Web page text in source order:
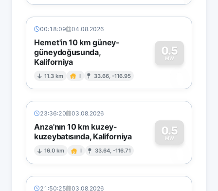
00:18:09 04.08.2026
Hemet'in 10 km güney-
güneydoğusunda,
Kaliforniya
11.3 km I 33.66, -116.95
0.5
MW
0
23:36:20 03.08.2026
Anza'nın 10 km kuzey-
kuzeybatısında, Kaliforniya
16.0 km I 33.64, -116.71
0.5
MW
0
21:50:25 03.08.2026